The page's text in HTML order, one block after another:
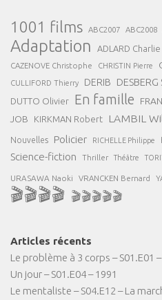
1001 films ABC2007 ABC2008
Adaptation ADLARD Charlie
CAZENOVE Christophe CHRISTIN Pierre
CULLIFORD Thierry DERIB
DUTTO Olivier En famille
JOB KIRKMAN Robert LAMBIL
Nouvelles Policier RICHELLE Philippe
Science-fiction Thriller Théâtre
URASAWA Naoki VRANCKEN Bernard
🎬🎬🎬🎬 🎬🎬🎬🎬🎬
Articles récents
Le problème à 3 corps – S01.E01
Un jour – S01.E04 – 1991
Le mentaliste – S04.E12 – La